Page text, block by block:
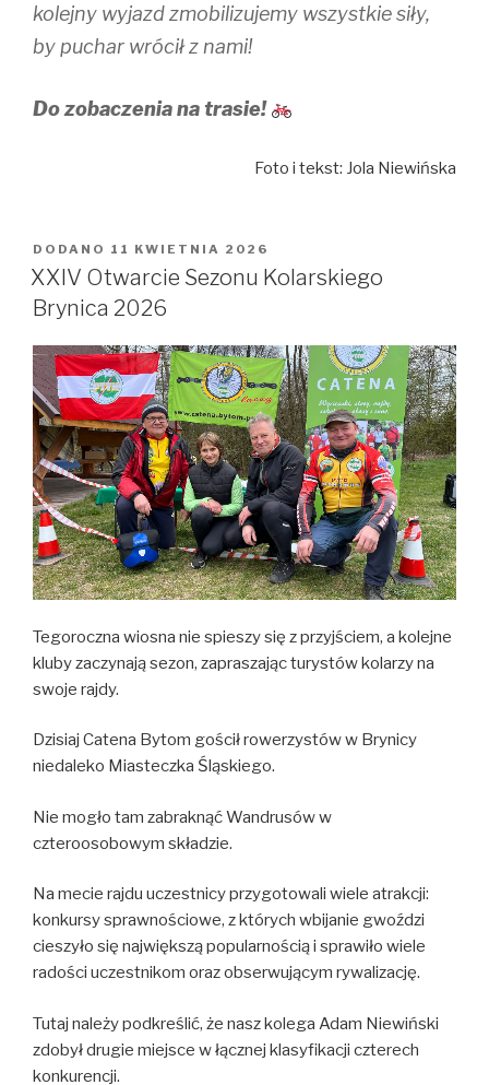
kolejny wyjazd zmobilizujemy wszystkie siły,
by puchar wrócił z nami!
Do zobaczenia na trasie!
Foto i tekst: Jola Niewińska
DODANO OPUBLIKOWANE
11 KWIETNIA 2026
XXIV Otwarcie Sezonu Kolarskiego
Brynica 2026
Tegoroczna wiosna nie spieszy się z przyjściem, a kolejne
kluby zaczynają sezon, zapraszając turystów kolarzy na
swoje rajdy.
Dzisiaj Catena Bytom gościł rowerzystów w Brynicy
niedaleko Miasteczka Śląskiego.
Nie mogło tam zabraknąć Wandrusów w
czteroosobowym składzie.
Na mecie rajdu uczestnicy przygotowali wiele atrakcji:
konkursy sprawnościowe, z których wbijanie gwoździ
cieszyło się największą popularnością i sprawiło wiele
radości uczestnikom oraz obserwującym rywalizację.
Tutaj należy podkreślić, że nasz kolega Adam Niewiński
zdobył drugie miejsce w łącznej klasyfikacji czterech
konkurencji.